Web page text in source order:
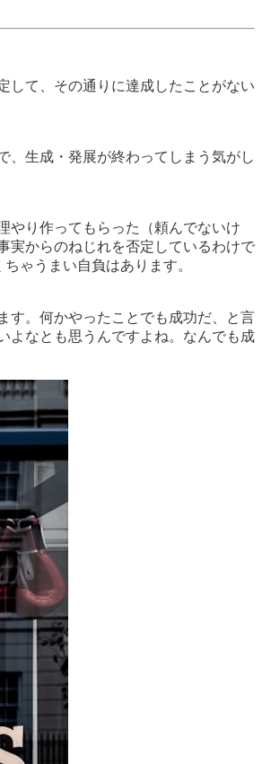
して、その通りに達成したことがない
、生成・発展が終わってしまう気がし
やり作ってもらった（頼んでないけ
実からのねじれを否定しているわけで
ゃうまい自負はあります。
す。何かやったことでも成功だ、と言
よなとも思うんですよね。なんでも成